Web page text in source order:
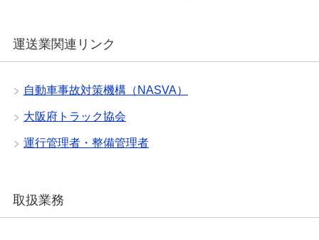
運送業関連リンク
自動車事故対策機構（NASVA）
大阪府トラック協会
運行管理者・整備管理者
取扱業務